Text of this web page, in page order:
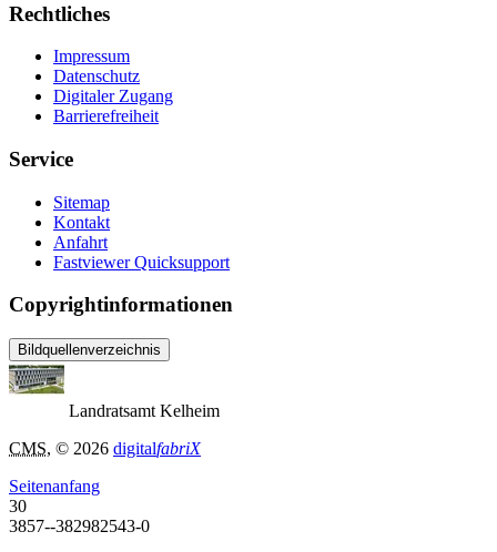
Rechtliches
Impressum
Datenschutz
Digitaler Zugang
Barrierefreiheit
Service
Sitemap
Kontakt
Anfahrt
Fastviewer Quicksupport
Copyrightinformationen
Bildquellenverzeichnis
Landratsamt Kelheim
CMS, © 2026 digitalfabriX
Seitenanfang
30
3857--382982543-0